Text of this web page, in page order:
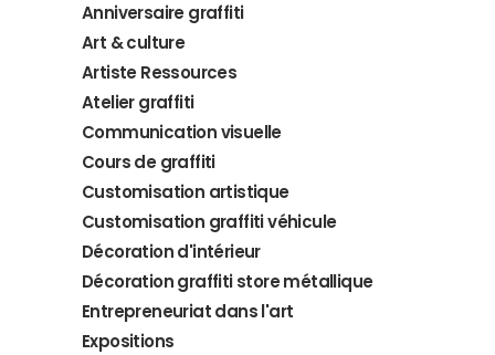
Anniversaire graffiti
Art & culture
Artiste Ressources
Atelier graffiti
Communication visuelle
Cours de graffiti
Customisation artistique
Customisation graffiti véhicule
Décoration d'intérieur
Décoration graffiti store métallique
Entrepreneuriat dans l'art
Expositions